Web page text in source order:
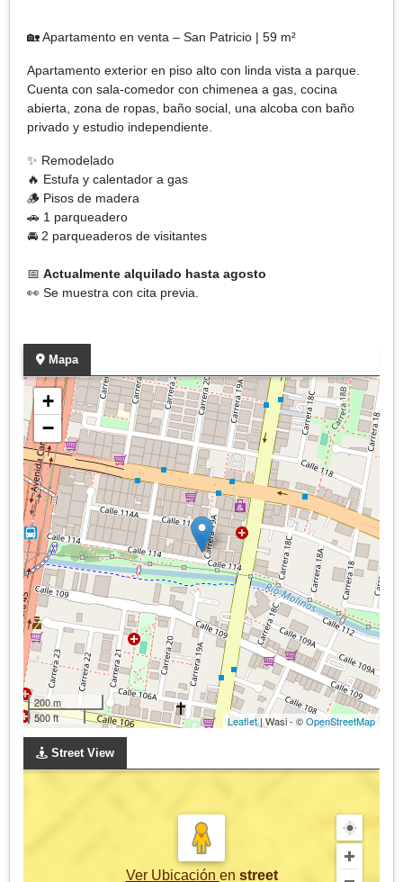
🏡 Apartamento en venta – San Patricio | 59 m²
Apartamento exterior en piso alto con linda vista a parque.
Cuenta con sala-comedor con chimenea a gas, cocina
abierta, zona de ropas, baño social, una alcoba con baño
privado y estudio independiente.
✨ Remodelado
🔥 Estufa y calentador a gas
🪵 Pisos de madera
🚗 1 parqueadero
🚘 2 parqueaderos de visitantes
📅 Actualmente alquilado hasta agosto
👀 Se muestra con cita previa.
Mapa
+
−
200 m
500 ft
Leaflet| Wasi - ©OpenStreetMap
Street View
Ver Ubicación en street